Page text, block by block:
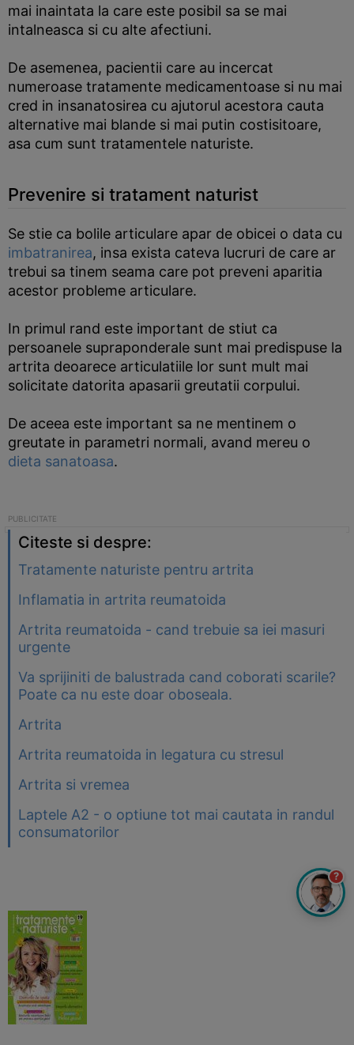
mai inaintata la care este posibil sa se mai
intalneasca si cu alte afectiuni.
De asemenea, pacientii care au incercat
numeroase tratamente medicamentoase si nu mai
cred in insanatosirea cu ajutorul acestora cauta
alternative mai blande si mai putin costisitoare,
asa cum sunt tratamentele naturiste.
Prevenire si tratament naturist
Se stie ca bolile articulare apar de obicei o data cu
imbatranirea, insa exista cateva lucruri de care ar
trebui sa tinem seama care pot preveni aparitia
acestor probleme articulare.
In primul rand este important de stiut ca
persoanele supraponderale sunt mai predispuse la
artrita deoarece articulatiile lor sunt mult mai
solicitate datorita apasarii greutatii corpului.
De aceea este important sa ne mentinem o
greutate in parametri normali, avand mereu o
dieta sanatoasa.
Citeste si despre:
Tratamente naturiste pentru artrita
Inflamatia in artrita reumatoida
Artrita reumatoida - cand trebuie sa iei masuri
urgente
Va sprijiniti de balustrada cand coborati scarile?
Poate ca nu este doar oboseala.
Artrita
Artrita reumatoida in legatura cu stresul
Artrita si vremea
Laptele A2 - o optiune tot mai cautata in randul
consumatorilor
?